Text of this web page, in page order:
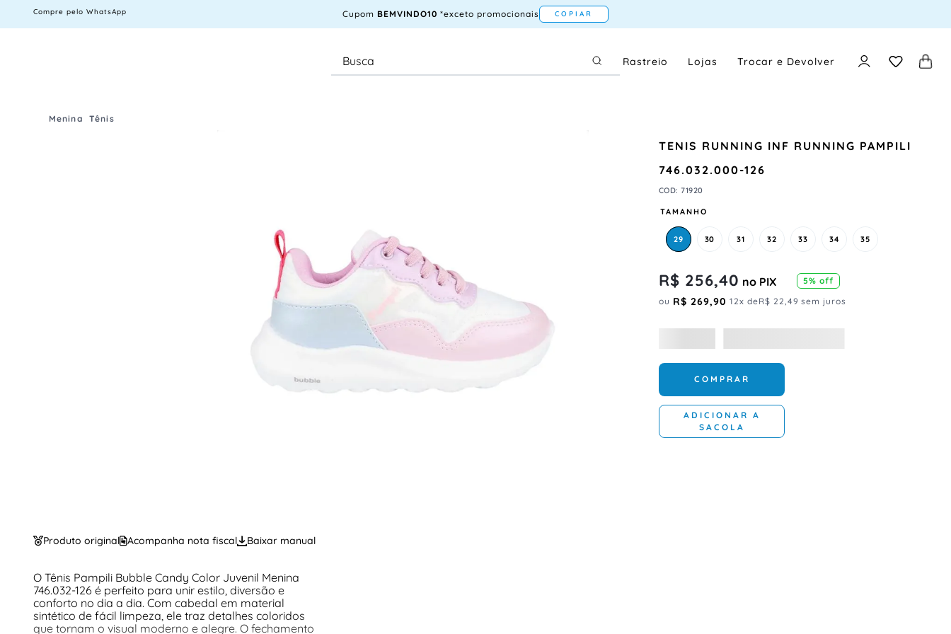
Compre pelo WhatsApp Cupom BEMVINDO10 *exceto promocionais COPIAR
Rastreio Lojas Trocar e Devolver
Menina Tênis
TENIS RUNNING INF RUNNING PAMPILI
746.032.000-126
COD:71920
TAMANHO
29 30 31 32 33 34 35
R$ 256,40 no PIX 5% off
ou R$ 269,90 12x deR$ 22,49 sem juros
COMPRAR
ADICIONAR A
SACOLA
Produto original Acompanha nota fiscal Baixar manual
O Tênis Pampili Bubble Candy Color Juvenil Menina
746.032-126 é perfeito para unir estilo, diversão e
conforto no dia a dia. Com cabedal em material
sintético de fácil limpeza, ele traz detalhes coloridos
que tornam o visual moderno e alegre. O fechamento